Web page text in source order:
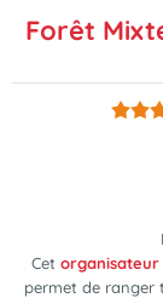
Forêt
Cet organisateur
permet de ranger